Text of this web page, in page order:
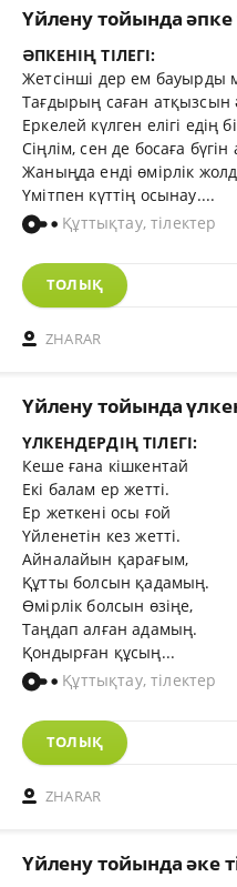
Үйлену тойында әпке
ӘПКЕНІҢ ТІЛЕГІ:
Жетсінші дер ем бауырды
Тағдырың саған атқызсын
Еркелей күлген елігі едің
Сіңлім, сен де босаға
Жаныңда енді өмірлік
Үмітпен күттің осынау....
Құттықтау, тілектер
ТОЛЫҚ
ZHARAR
Үйлену тойында
ҮЛКЕНДЕРДІҢ ТІЛЕГІ:
Кеше ғана кішкентай
Екі балам ер жетті.
Ер жеткені осы ғой
Үйленетін кез жетті.
Айналайын қарағым,
Құтты болсын қадамың.
Өмірлік болсын өзіңе,
Таңдап алған адамың.
Қондырған құсың...
Құттықтау, тілектер
ТОЛЫҚ
ZHARAR
Үйлену тойында әке